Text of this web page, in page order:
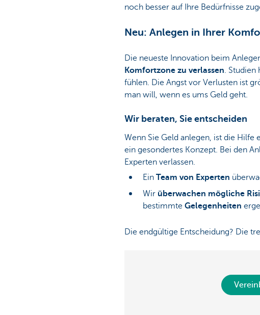
noch besser auf Ihre Bedürfnisse
Neu: Anlegen in Ihrer
Die neueste Innovation beim
Komfortzone zu verlassen .
fühlen. Die Angst vor Verlusten ist
man will, wenn es ums Geld geht.
Wir beraten, Sie entscheiden
Wenn Sie Geld anlegen, ist die
ein gesondertes Konzept. Bei den
Experten verlassen.
Ein Team von Experten
Wir überwachen mögliche
bestimmte Gelegenheiten
Die endgültige Entscheidung? Die